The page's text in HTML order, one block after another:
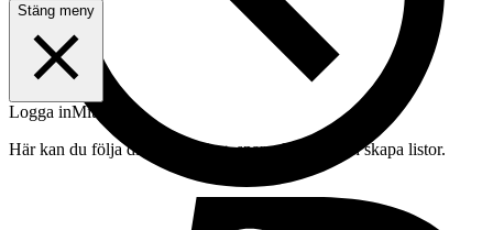
Stäng meny
Logga inMitt konto
Här kan du följa din beställning, spara drycker och skapa listor.